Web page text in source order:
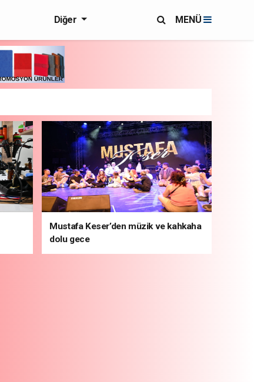
Diğer MENÜ
Mustafa Keser’den müzik ve kahkaha
dolu gece